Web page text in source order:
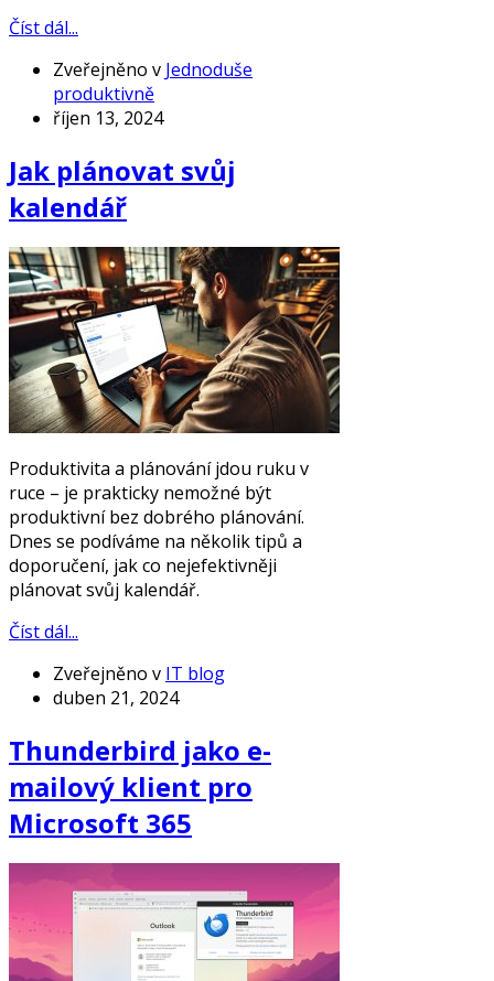
Číst dál...
Zveřejněno v Jednoduše
produktivně
říjen 13, 2024
Jak plánovat svůj
kalendář
Produktivita a plánování jdou ruku v
ruce – je prakticky nemožné být
produktivní bez dobrého plánování.
Dnes se podíváme na několik tipů a
doporučení, jak co nejefektivněji
plánovat svůj kalendář.
Číst dál...
Zveřejněno v IT blog
duben 21, 2024
Thunderbird jako e-
mailový klient pro
Microsoft 365